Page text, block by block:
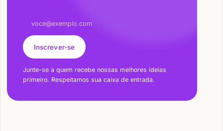
Inscrever-se
Junte-se a quem recebe nossas melhores ideias
primeiro. Respeitamos sua caixa de entrada.